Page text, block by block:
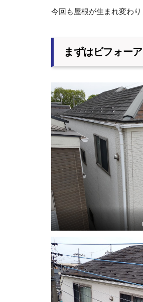
今回も屋根が生まれ変わり
まずはビフォー